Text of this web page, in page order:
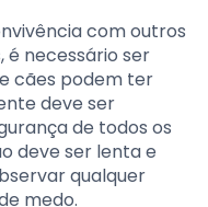
com outros
é necessário ser
cães podem ter
deve ser
de todos os
deve ser lenta e
qualquer
medo.